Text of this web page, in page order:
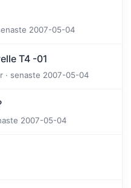
2007-05-04
T4 -01
· senaste 2007-05-04
2007-05-04